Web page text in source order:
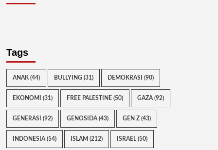
Tags
ANAK(44) BULLYING (31) DEMOKRASI (90)
EKONOMI (31) FREE PALESTINE (50) GAZA(92)
GENERASI (92) GENOSIDA(43) GEN Z(43)
INDONESIA(54) ISLAM (212) ISRAEL(50)